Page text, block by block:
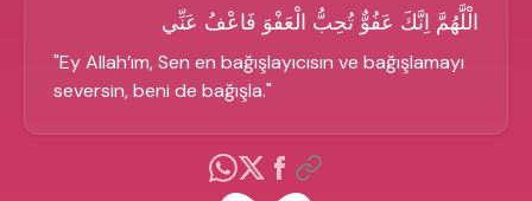
الْلَّهُمَّ اِنَّكَ عَفُوٌّ تُحِبُّ الْعَفْوَ فَاعْفُ عَنِّي
"Ey Allah’ım, Sen en bağışlayıcısın ve bağışlamayı
seversin, beni de bağışla."